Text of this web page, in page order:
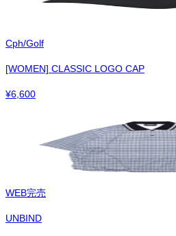
Cph/Golf
[WOMEN] CLASSIC LOGO CAP
¥6,600
WEB完売
UNBIND